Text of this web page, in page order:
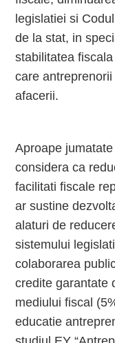
legislatiei si
de la stat, in
stabilitatea
care
afacerii.
Aproape
considera ca
facilitati fiscale
ar sustine
alaturi de
sistemului
colaborarea
credite garantate
mediului fiscal
educatie